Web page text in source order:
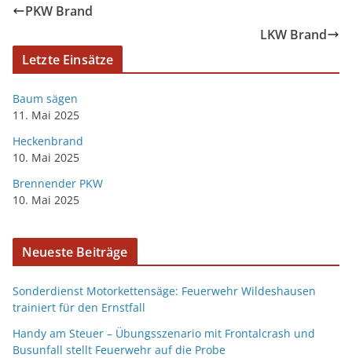
PKW Brand
LKW Brand
Letzte Einsätze
Baum sägen
11. Mai 2025
Heckenbrand
10. Mai 2025
Brennender PKW
10. Mai 2025
Neueste Beiträge
Sonderdienst Motorkettensäge: Feuerwehr Wildeshausen
trainiert für den Ernstfall
Handy am Steuer – Übungsszenario mit Frontalcrash und
Busunfall stellt Feuerwehr auf die Probe